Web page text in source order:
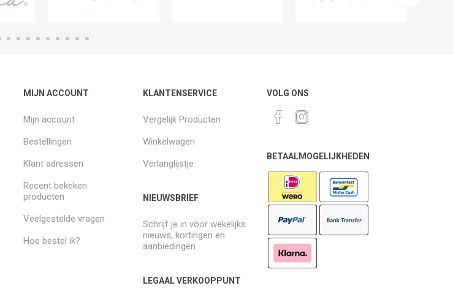
MIJN ACCOUNT
Mijn account
Bestellingen
Klant adressen
Recent bekeken
producten
Veelgestelde vragen
Hoe bestel ik?
KLANTENSERVICE
Vergelijk Producten
Winkelwagen
Verlanglijstje
NIEUWSBRIEF
Schrijf je in voor wekelijks
nieuws, kortingen en
aanbiedingen
LEGAAL VERKOOPPUNT
VOLG ONS
BETAALMOGELIJKHEDEN